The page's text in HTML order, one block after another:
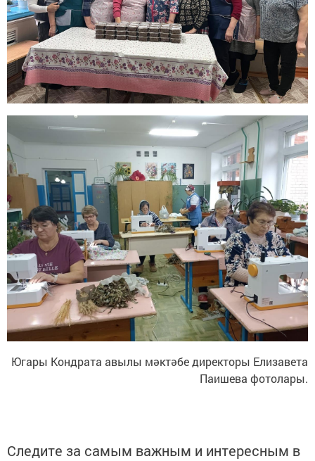
Югары Кондрата авылы мәктәбе директоры Елизавета
Паишева фотолары.
Следите за самым важным и интересным в